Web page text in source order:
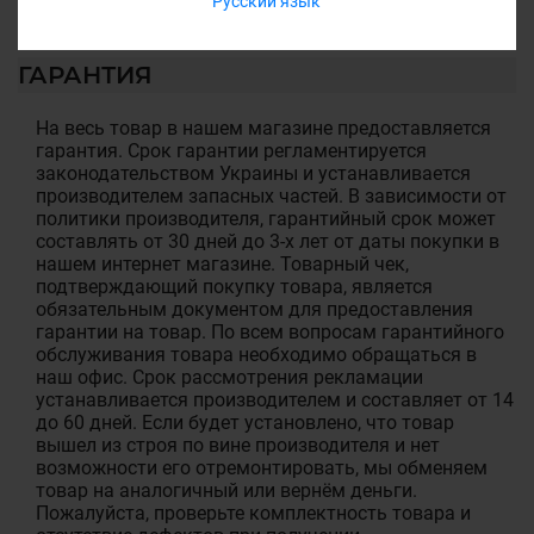
ГАРАНТИЯ
На весь товар в нашем магазине предоставляется
гарантия. Срок гарантии регламентируется
законодательством Украины и устанавливается
производителем запасных частей. В зависимости от
политики производителя, гарантийный срок может
составлять от 30 дней до 3-х лет от даты покупки в
нашем интернет магазине. Товарный чек,
подтверждающий покупку товара, является
обязательным документом для предоставления
гарантии на товар. По всем вопросам гарантийного
обслуживания товара необходимо обращаться в
наш офис. Срок рассмотрения рекламации
устанавливается производителем и составляет от 14
до 60 дней. Если будет установлено, что товар
вышел из строя по вине производителя и нет
возможности его отремонтировать, мы обменяем
товар на аналогичный или вернём деньги.
Пожалуйста, проверьте комплектность товара и